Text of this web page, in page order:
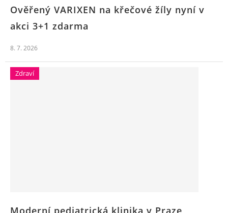
Ověřený VARIXEN na křečové žíly nyní v
akci 3+1 zdarma
8. 7. 2026
Zdraví